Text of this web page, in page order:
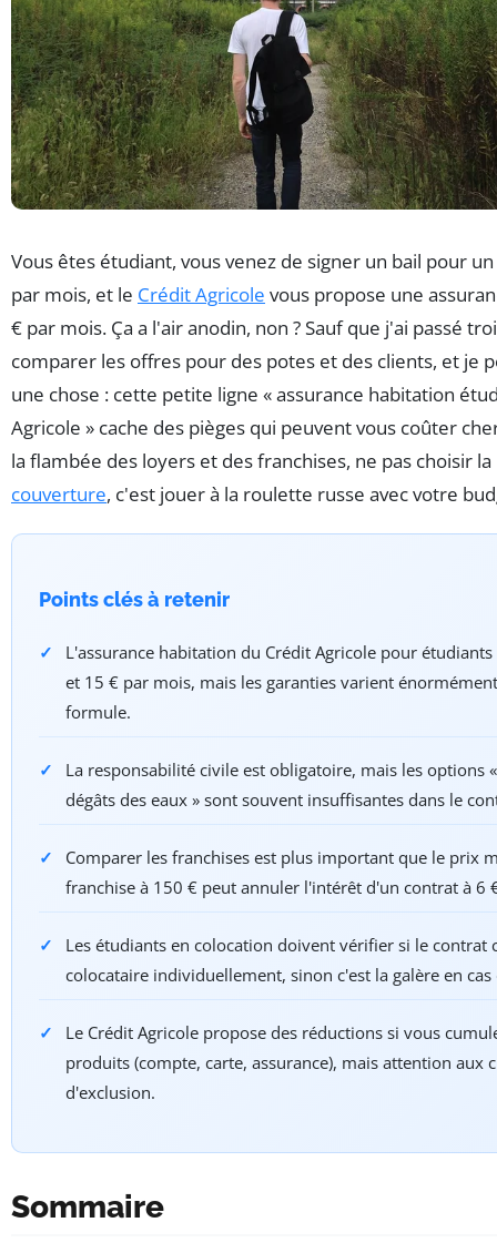
Vous êtes étudiant, vous venez de signer un bail pour
par mois, et le Crédit Agricole vous propose une
€ par mois. Ça a l'air anodin, non ? Sauf que j'ai passé
comparer les offres pour des potes et des clients, et je
une chose : cette petite ligne « assurance habitation
Agricole » cache des pièges qui peuvent vous coûter
la flambée des loyers et des franchises, ne pas choisir
couverture, c'est jouer à la roulette russe avec votre
Points clés à retenir
L'assurance habitation du Crédit Agricole pour
et 15 € par mois, mais les garanties varient
formule.
La responsabilité civile est obligatoire, mais les options
dégâts des eaux » sont souvent insuffisantes dans le
Comparer les franchises est plus important que le prix
franchise à 150 € peut annuler l'intérêt d'un contrat à 6
Les étudiants en colocation doivent vérifier si le contrat
colocataire individuellement, sinon c'est la galère en
Le Crédit Agricole propose des réductions si vous
produits (compte, carte, assurance), mais attention aux
d'exclusion.
Sommaire